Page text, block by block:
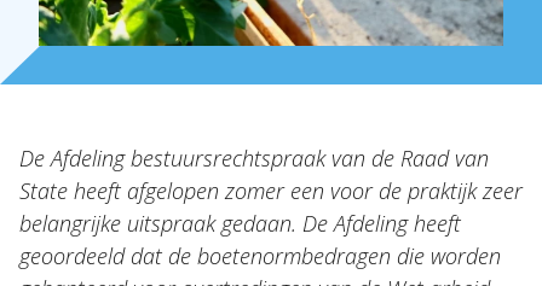
Internationaal
NL EN DE FR
De Afdeling bestuursrechtspraak van de Raad van
State heeft afgelopen zomer een voor de praktijk zeer
belangrijke uitspraak gedaan. De Afdeling heeft
geoordeeld dat de boetenormbedragen die worden